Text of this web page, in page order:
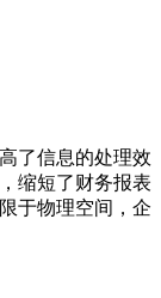
了信息的处理效
缩短了财务报表
于物理空间，企